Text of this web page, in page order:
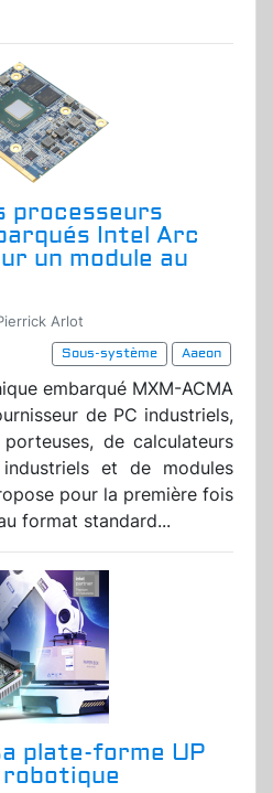
processeurs
Intel Arc
un module au
Arlot
Sous-système
Aaeon
embarqué MXM-ACMA
de PC industriels,
de calculateurs
et de modules
pour la première fois
format standard...
plate-forme UP